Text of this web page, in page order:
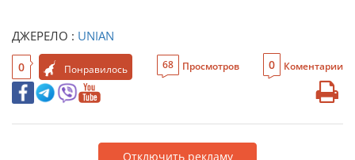
ДЖЕРЕЛО : UNIAN
0 Понравилось 68 Просмотров 0 Коментарии
Отключить рекламу